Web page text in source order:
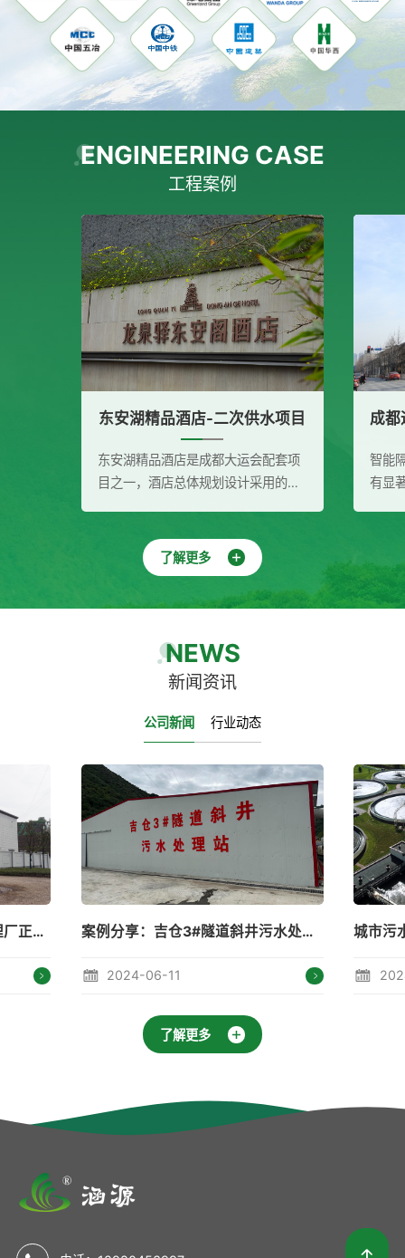
ENGINEERING CASE
工程案例
东安湖精品酒店-二次供水项目
东安湖精品酒店是成都大运会配套项
目之一，酒店总体规划设计采用的是
运会接待需求的功能空间和场景效
果。涵源环保为酒店提供二次供水成
套设备（水箱、稳压泵组、多介质过
智能
有显
理行
了解更多
NEWS
新闻资讯
公司新闻 行业动态
案例分享：吉仓3#隧道斜井污水处理站 城市污水处理---守住碧水蓝天
2024-05-15
了解更多